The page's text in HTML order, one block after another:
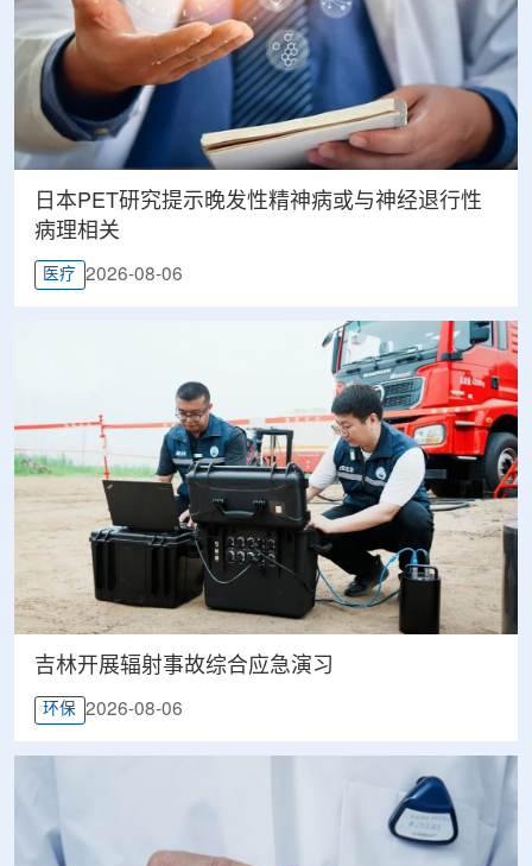
日本PET研究提示晚发性精神病或与神经退行性
病理相关
医疗 2026-08-06
吉林开展辐射事故综合应急演习
环保 2026-08-06